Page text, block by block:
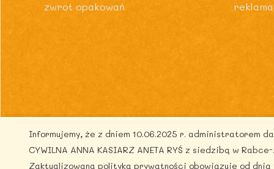
zwrot opakowań
Informujemy, że z dniem 10.06.2025 r. administratorem
CYWILNA ANNA KASIARZ ANETA RYŚ z siedzibą w
Zaktualizowana polityka prywatności obowiązuje od